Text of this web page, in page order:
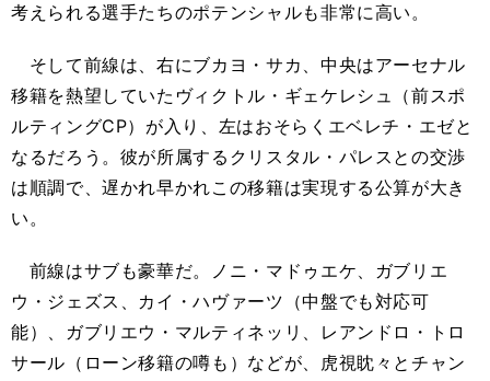
考えられる選手たちのポテンシャルも非常に高い。
そして前線は、右にブカヨ・サカ、中央はアーセナル
移籍を熱望していたヴィクトル・ギェケレシュ（前スポ
ルティングCP）が入り、左はおそらくエベレチ・エゼと
なるだろう。彼が所属するクリスタル・パレスとの交渉
は順調で、遅かれ早かれこの移籍は実現する公算が大き
い。
前線はサブも豪華だ。ノニ・マドゥエケ、ガブリエ
ウ・ジェズス、カイ・ハヴァーツ（中盤でも対応可
能）、ガブリエウ・マルティネッリ、レアンドロ・トロ
サール（ローン移籍の噂も）などが、虎視眈々とチャン